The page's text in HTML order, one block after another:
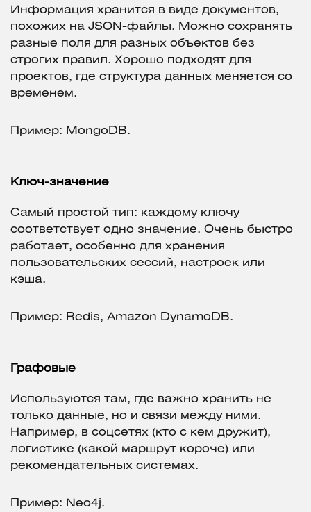
Информация хранится в виде документов,
похожих на JSON-файлы. Можно сохранять
разные поля для разных объектов без
строгих правил. Хорошо подходят для
проектов, где структура данных меняется со
временем.
Пример: MongoDB.
Ключ-значение
Самый простой тип: каждому ключу
соответствует одно значение. Очень быстро
работает, особенно для хранения
пользовательских сессий, настроек или
кэша.
Пример: Redis, Amazon DynamoDB.
Графовые
Используются там, где важно хранить не
только данные, но и связи между ними.
Например, в соцсетях (кто с кем дружит),
логистике (какой маршрут короче) или
рекомендательных системах.
Пример: Neo4j.